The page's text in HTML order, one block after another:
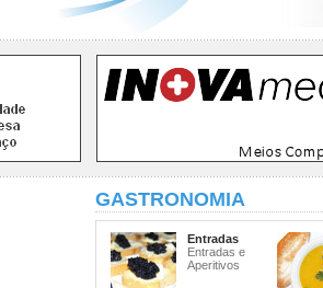
GASTRONOMIA
Entradas
Entradas e
Aperitivos